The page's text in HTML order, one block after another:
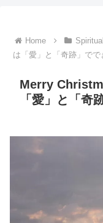
Home Spiritual
は「愛」と「奇跡」でで
Merry
「愛」と「奇